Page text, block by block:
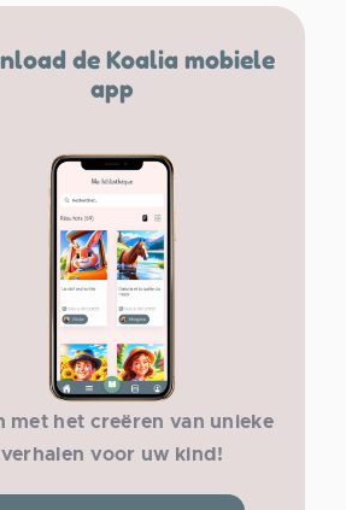
de Koalia mobiele
app
met het creëren van unieke
verhalen voor uw kind!